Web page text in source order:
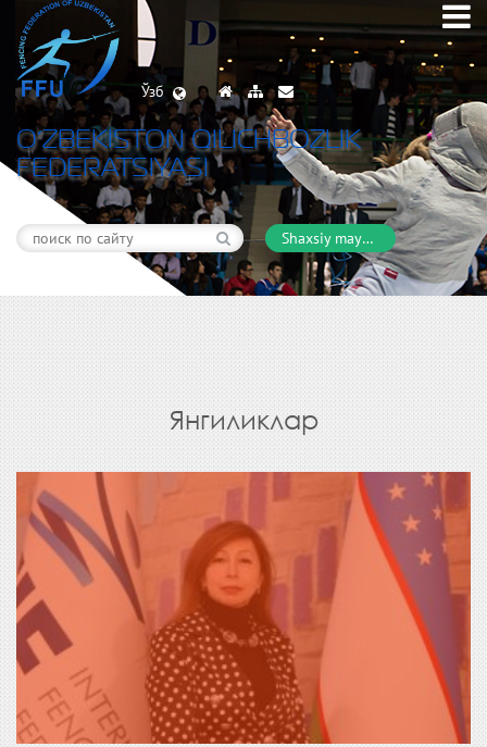
Ўзб
O’ZBEKISTON QILICHBOZLIK
FEDERATSIYASI
Shaxsiy maydon
Янгиликлар